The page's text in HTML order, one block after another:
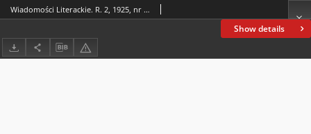
Show details
Wiadomości Literackie. R. 2, 1925, nr 2 (54), 11 I